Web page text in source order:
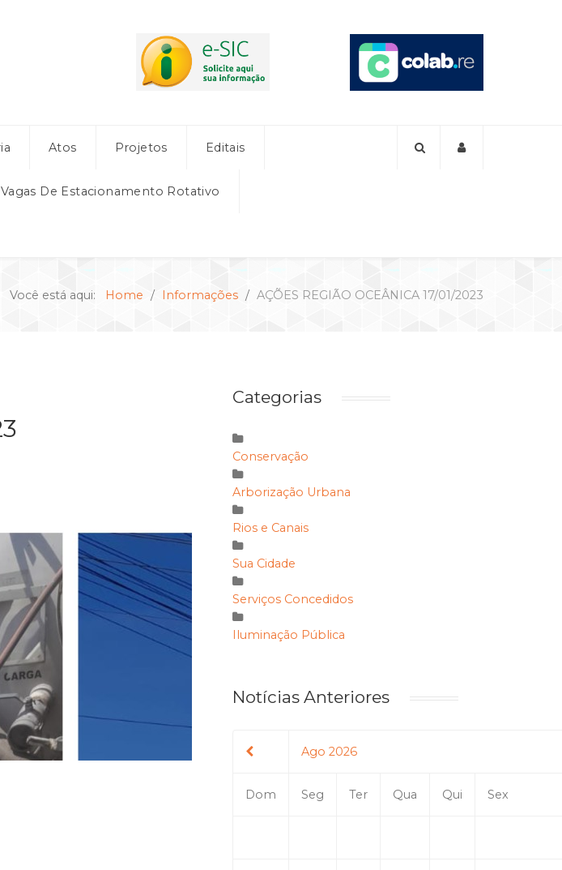
Atos Projetos Editais
Vagas De Estacionamento Rotativo
Você está aqui: Home Informações AÇÕES REGIÃO OCEÂNICA 17/01/2023
Categorias
Conservação
Arborização Urbana
Rios e Canais
Sua Cidade
Serviços Concedidos
Iluminação Pública
Notícias Anteriores
Ago 2026
Dom Seg Ter Qua Qui Sex